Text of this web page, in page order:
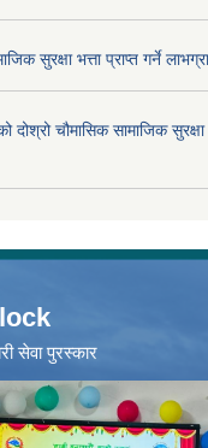
सुरक्षा भत्ता प्राप्त गर्ने
चौमासिक सामाजिक सुरक्षा
सेवा पुरस्कार